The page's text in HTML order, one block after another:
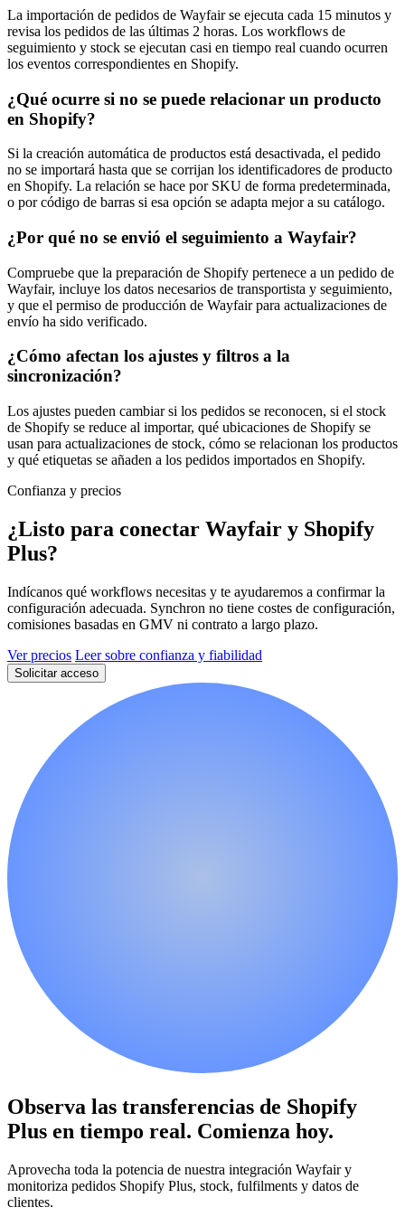
La importación de pedidos de Wayfair se ejecuta cada 15 minutos y
revisa los pedidos de las últimas 2 horas. Los workflows de
seguimiento y stock se ejecutan casi en tiempo real cuando ocurren
los eventos correspondientes en Shopify.
¿Qué ocurre si no se puede relacionar un producto
en Shopify?
Si la creación automática de productos está desactivada, el pedido
no se importará hasta que se corrijan los identificadores de producto
en Shopify. La relación se hace por SKU de forma predeterminada,
o por código de barras si esa opción se adapta mejor a su catálogo.
¿Por qué no se envió el seguimiento a Wayfair?
Compruebe que la preparación de Shopify pertenece a un pedido de
Wayfair, incluye los datos necesarios de transportista y seguimiento,
y que el permiso de producción de Wayfair para actualizaciones de
envío ha sido verificado.
¿Cómo afectan los ajustes y filtros a la
sincronización?
Los ajustes pueden cambiar si los pedidos se reconocen, si el stock
de Shopify se reduce al importar, qué ubicaciones de Shopify se
usan para actualizaciones de stock, cómo se relacionan los productos
y qué etiquetas se añaden a los pedidos importados en Shopify.
Confianza y precios
¿Listo para conectar Wayfair y Shopify
Plus?
Indícanos qué workflows necesitas y te ayudaremos a confirmar la
configuración adecuada. Synchron no tiene costes de configuración,
comisiones basadas en GMV ni contrato a largo plazo.
Ver precios Leer sobre confianza y fiabilidad
Solicitar acceso
Observa las transferencias de Shopify
Plus en tiempo real. Comienza hoy.
Aprovecha toda la potencia de nuestra integración Wayfair y
monitoriza pedidos Shopify Plus, stock, fulfilments y datos de
clientes.